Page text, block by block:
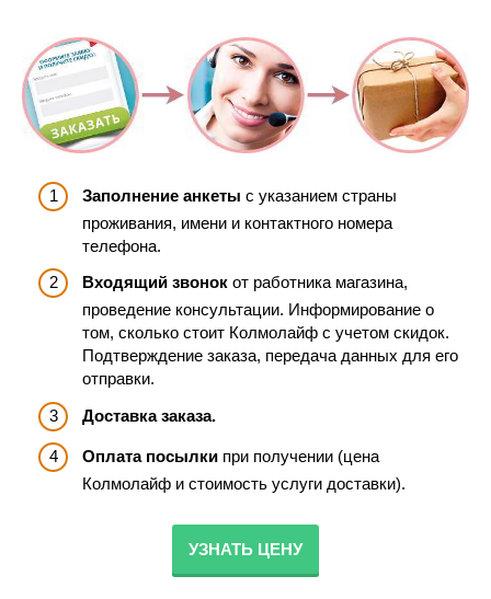
Заполнение анкеты с указанием страны
проживания, имени и контактного номера
телефона.
Входящий звонок от работника магазина,
проведение консультации. Информирование о
том, сколько стоит Колмолайф с учетом скидок.
Подтверждение заказа, передача данных для его
отправки.
Доставка заказа.
Оплата посылки при получении (цена
Колмолайф и стоимость услуги доставки).
УЗНАТЬ ЦЕНУ